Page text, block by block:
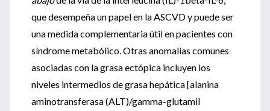
que desempeña un papel en la ASCVD y puede ser
una medida complementaria útil en pacientes con
síndrome metabólico. Otras anomalías comunes
asociadas con la grasa ectópica incluyen los
niveles intermedios de grasa hepática [alanina
aminotransferasa (ALT)/gamma-glutamil